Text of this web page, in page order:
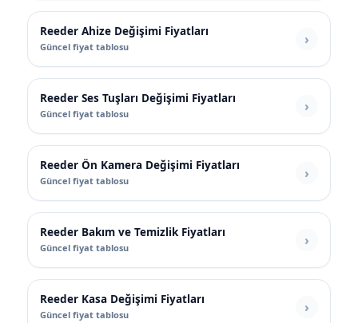
Reeder Ahize Değişimi Fiyatları
Güncel fiyat tablosu
Reeder Ses Tuşları Değişimi Fiyatları
Güncel fiyat tablosu
Reeder Ön Kamera Değişimi Fiyatları
Güncel fiyat tablosu
Reeder Bakım ve Temizlik Fiyatları
Güncel fiyat tablosu
Reeder Kasa Değişimi Fiyatları
Güncel fiyat tablosu